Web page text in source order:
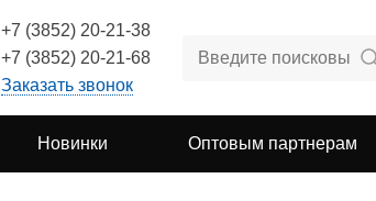
+7 (3852) 20-21-38
+7 (3852) 20-21-68
Заказать звонок
Новинки Оптовым партнерам